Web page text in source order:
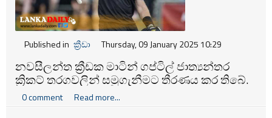
Published in ක්‍රීඩා Thursday, 09 January 2025 10:29
නවසීලන්ත ක්‍රීඩක මාටින් ගප්ටිල් ජාත්‍යන්තර
ක්‍රිකට් තරගවලින් සමුගැනීමට තීරණය කර තිබේ.
0 comment Read more...